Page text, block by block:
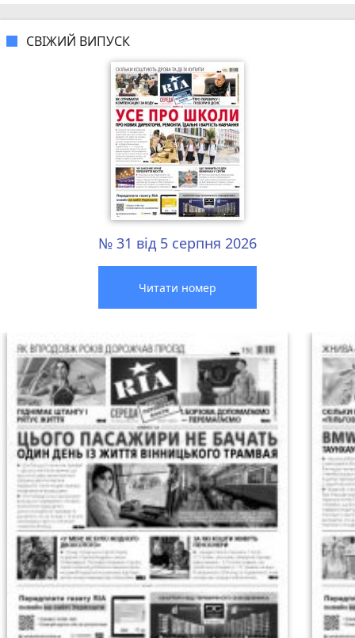
СВІЖИЙ ВИПУСК
№ 31 від 5 серпня 2026
Читати номер